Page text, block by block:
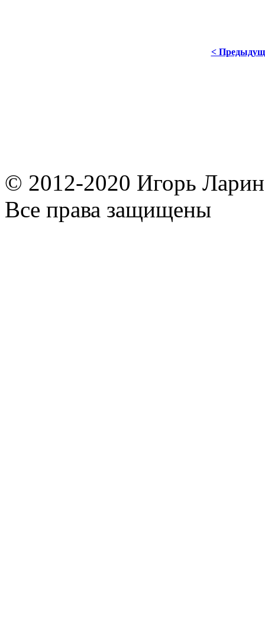
<
© 2012-2020 Игорь
Все права защищены